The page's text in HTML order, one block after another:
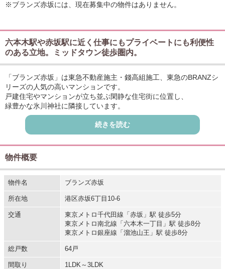
※ブランズ赤坂には、現在募集中の物件はありません。
六本木駅や赤坂駅に近く仕事にもプライベートにも利便性
のある立地。ミッドタウン徒歩圏内。
「ブランズ赤坂」は東急不動産施主・錢高組施工、東急のBRANZシ
リーズの人気の高いマンションです。
戸建住宅やマンションが立ち並ぶ閑静な住宅街に位置し、
緑豊かな氷川神社に隣接しています。
マンションの周辺には「氷川神社」の他「東京ミッドタウン」「檜
町公園」などもあり生活環境も抜群です。
道路から奥まったところにあるので静かな環境です。
エントランスに入りガラスブロックが使用された明るいロビーを抜
けると
ソファセットが置かれた優雅なラウンジが見えてきます。
共用廊下は絨毯が敷かれたホテルライクな内廊下となっています。
続きを読む
物件概要
物件名 ブランズ赤坂
所在地 港区赤坂6丁目10-6
交通
東京メトロ千代田線「赤坂」駅 徒歩5分
東京メトロ南北線「六本木一丁目」駅 徒歩8分
東京メトロ銀座線「溜池山王」駅 徒歩8分
総戸数 64戸
間取り 1LDK～3LDK